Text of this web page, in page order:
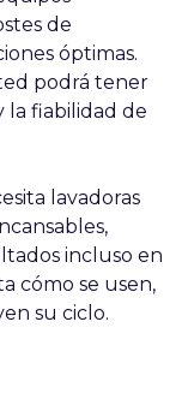
de
óptimas.
podrá tener
la fiabilidad de
lavadoras
incluso en
cómo se usen,
su ciclo.